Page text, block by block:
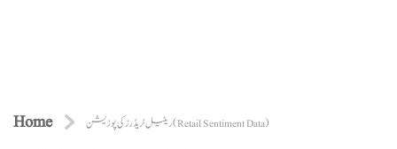
Home ریٹیل ٹریڈرز کی پوزیشن (Retail Sentiment Data)